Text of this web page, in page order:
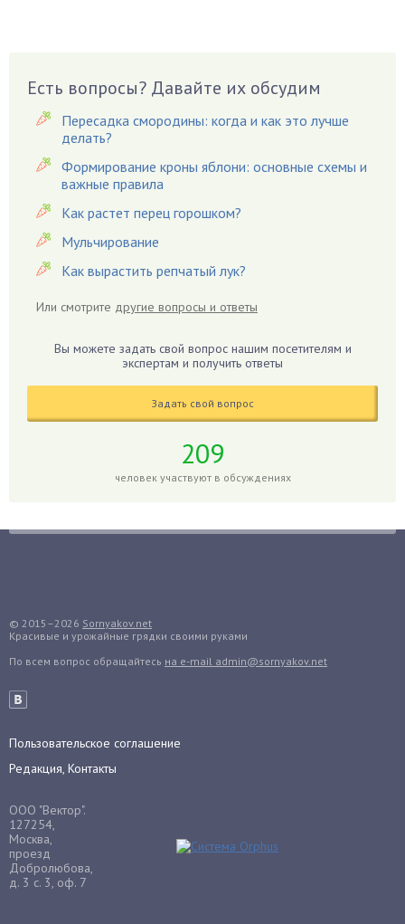
Вешенки
Виноград
Вредители
Гардения
Гацания
Гвоздики
Георгины
Гиацинт
Гладиолусы
Гранат
Грядки
Гуава
Декабрист
Дельфиниум
Денежное дерево
Диффенбахия
Драцена
Дыня
Есть вопросы? Давайте их обсудим
Пересадка смородины: когда и как это лучше
делать?
Формирование кроны яблони: основные схемы и
важные правила
Как растет перец горошком?
Мульчирование
Как вырастить репчатый лук?
Или смотрите другие вопросы и ответы
Вы можете задать свой вопрос нашим посетителям и
экспертам и получить ответы
Задать свой вопрос
209
человек участвуют в обсуждениях
© 2015–2026 Sornyakov.net
Красивые и урожайные грядки своими руками
По всем вопрос обращайтесь на e-mail admin@sornyakov.net
Пользовательское соглашение
Редакция, Контакты
ООО "Вектор".
127254,
Москва,
проезд
Добролюбова,
д. 3 с. 3, оф. 7